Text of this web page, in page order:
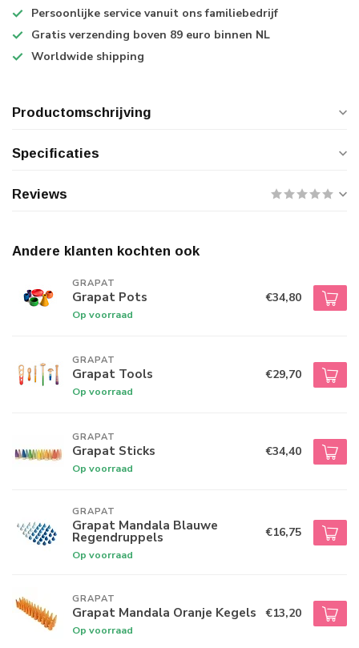
Persoonlijke service vanuit ons familiebedrijf
Gratis verzending boven 89 euro binnen NL
Worldwide shipping
Productomschrijving
Specificaties
Reviews
Andere klanten kochten ook
GRAPAT
Grapat Pots
Op voorraad
€34,80
GRAPAT
Grapat Tools
Op voorraad
€29,70
GRAPAT
Grapat Sticks
Op voorraad
€34,40
GRAPAT
Grapat Mandala Blauwe
Regendruppels
Op voorraad
€16,75
GRAPAT
Grapat Mandala Oranje Kegels
Op voorraad
€13,20